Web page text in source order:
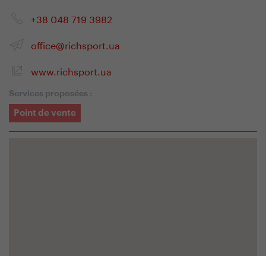
+38 048 719 3982
office@richsport.ua
www.richsport.ua
Services proposées :
Point de vente